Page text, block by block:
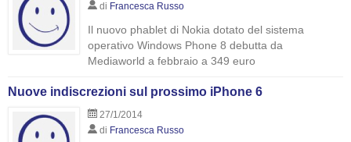
di Francesca Russo
Il nuovo phablet di Nokia dotato del sistema
operativo Windows Phone 8 debutta da
Mediaworld a febbraio a 349 euro
Nuove indiscrezioni sul prossimo iPhone 6
27/1/2014
di Francesca Russo